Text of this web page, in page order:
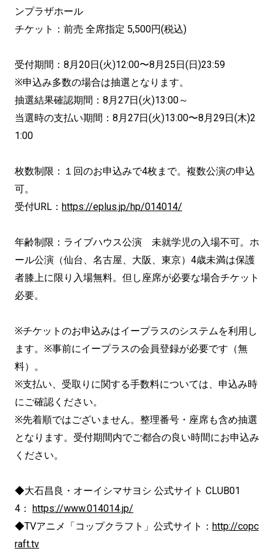
ンプラザホール
チケット：前売 全席指定 5,500円(税込)
受付期間：8月20日(火)12:00〜8月25日(日)23:59
※申込み多数の場合は抽選となります。
抽選結果確認期間：8月27日(火)13:00～
当選時の支払い期間：8月27日(火)13:00〜8月29日(木)2
1:00
枚数制限：１回のお申込みで4枚まで。複数公演の申込
可。
受付URL： https://eplus.jp/hp/014014/
年齢制限：ライブハウス公演 未就学児の入場不可。ホ
ール公演（仙台、名古屋、大阪、東京）4歳未満は保護
者膝上に限り入場無料。但し座席が必要な場合チケット
必要。
※チケットのお申込みはイープラスのシステムを利用し
ます。※事前にイープラスの会員登録が必要です（無
料）。
※支払い、受取りに関する手数料については、申込み時
にご確認ください。
※先着順ではございません。整理番号・座席も含め抽選
となります。受付期間内でご都合の良い時間にお申込み
ください。
◆大石昌良・オーイシマサヨシ 公式サイト CLUB01
4： https://www.014014.jp/
◆TVアニメ「コップクラフト」公式サイト： http://copc
raft.tv